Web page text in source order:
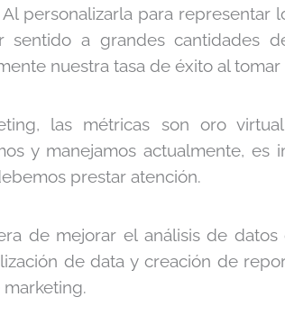
personalizarla para representar
sentido a grandes cantidades
nuestra tasa de éxito al tomar
las métricas son oro
y manejamos actualmente, es
prestar atención.
de mejorar el análisis de
de data y creación de